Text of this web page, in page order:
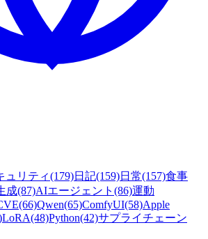
ュリティ(179)日記(159)日常(157)食事
成(87)AIエージェント (86)運動
(66)Qwen(65)ComfyUI(58)Apple
LoRA(48)Python(42)サプライチェーン